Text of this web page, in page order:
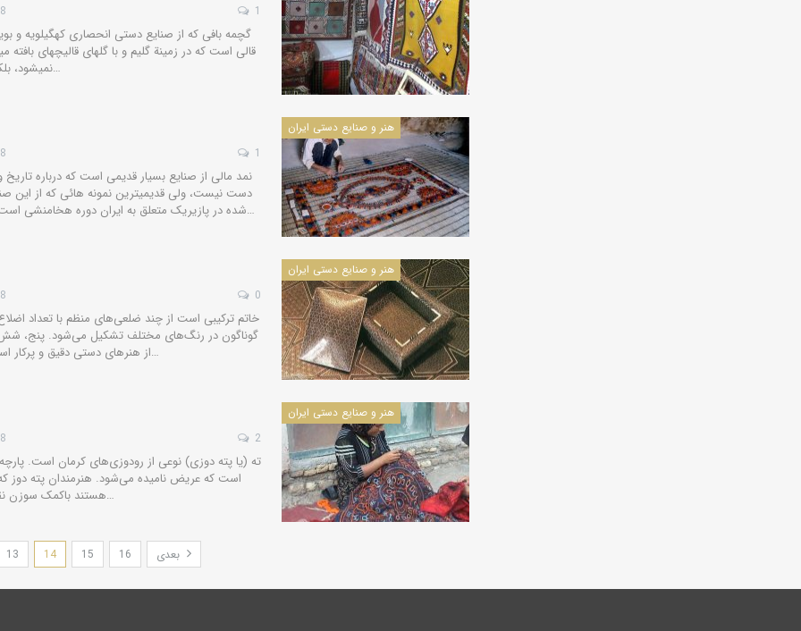
1
گچمه‏ بافی که از صنایع دستی انحصاری کهگیلویه و
قالی است که در زمینة گلیم و با گلهای قالیچه‏ای
نمی‏شود، بلکه از خامه‏ای که در بافت گلیم به کار…
هنر و صنایع دستی ایران
1
نمد مالی از صنایع بسیار قدیمی است که درباره
دست نیست، ولی قدیمیترین نمونه هائی که از
شده در پازیریک متعلق به ایران دوره هخامنشی است و بصورت کف پوش، آویزه دیواری…
هنر و صنایع دستی ایران
0
خاتم ترکیبی است از چند ضلعی‌های منظم با تعداد اضلاع
گوناگون در رنگ‌های مختلف تشکیل می‌شود. پنج،
از هنرهای دستی دقیق و پرکار است که تولید و ساخت آن احتیاج به…
هنر و صنایع دستی ایران
2
ته (یا پته دوزی) نوعی از رودوزی‌های کرمان است.
است که عریض نامیده می‌شود. هنرمندان پته دوز که
هستند باکمک سوزن نقوشی ذهنی را که ملهم از پندارها و…
13 14 15 16